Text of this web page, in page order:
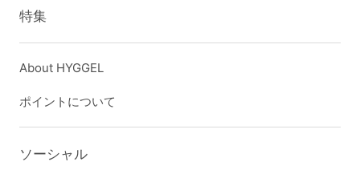
特集
About HYGGEL
ポイントについて
ソーシャル